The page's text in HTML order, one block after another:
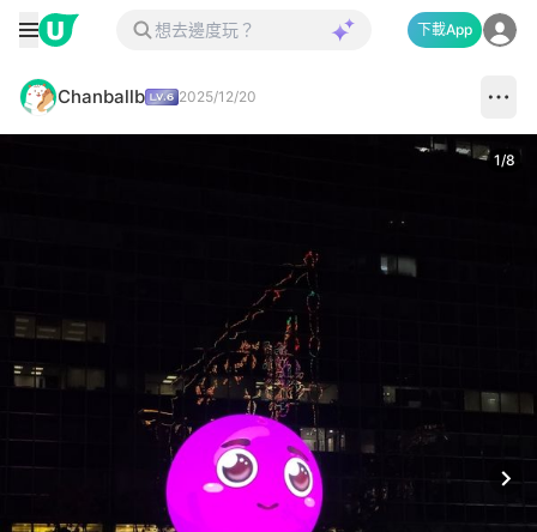
下載App
Chanballb 2025/12/20
1/8